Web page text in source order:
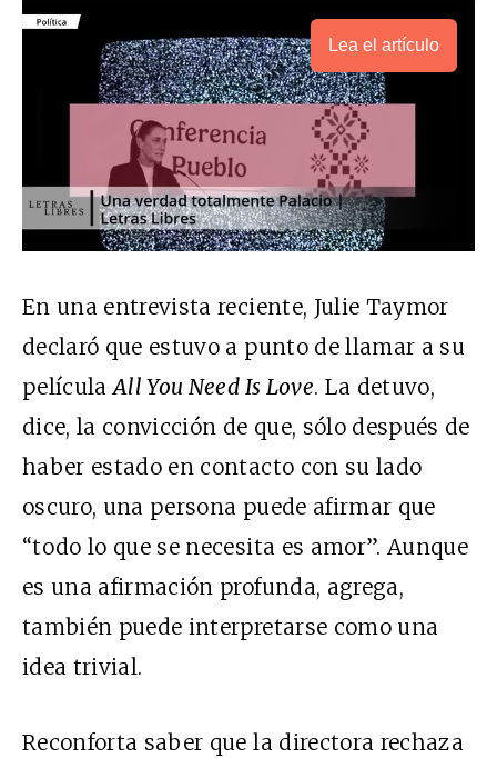
Lea el artículo
En una entrevista reciente, Julie Taymor
declaró que estuvo a punto de llamar a su
películaAll You Need Is Love. La detuvo,
dice, la convicción de que, sólo después de
haber estado en contacto con su lado
oscuro, una persona puede afirmar que
“todo lo que se necesita es amor”. Aunque
es una afirmación profunda, agrega,
también puede interpretarse como una
idea trivial.
Reconforta saber que la directora rechaza